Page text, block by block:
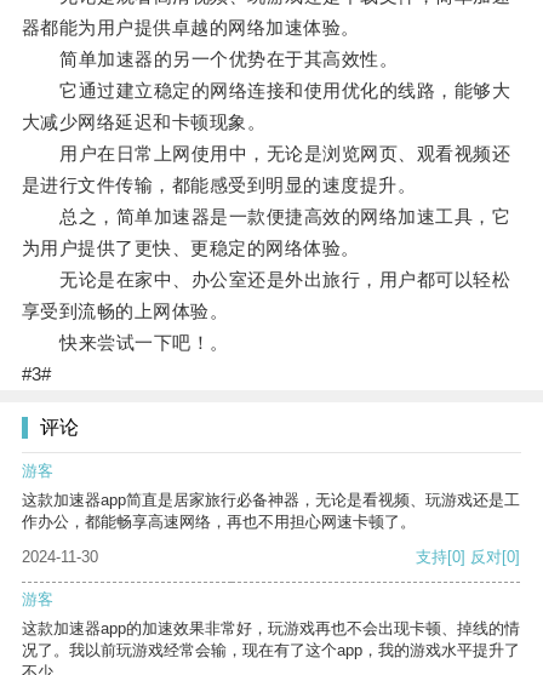
器都能为用户提供卓越的网络加速体验。
简单加速器的另一个优势在于其高效性。
它通过建立稳定的网络连接和使用优化的线路，能够大
大减少网络延迟和卡顿现象。
用户在日常上网使用中，无论是浏览网页、观看视频还
是进行文件传输，都能感受到明显的速度提升。
总之，简单加速器是一款便捷高效的网络加速工具，它
为用户提供了更快、更稳定的网络体验。
无论是在家中、办公室还是外出旅行，用户都可以轻松
享受到流畅的上网体验。
快来尝试一下吧！。
#3#
评论
游客
这款加速器app简直是居家旅行必备神器，无论是看视频、玩游戏还是工
作办公，都能畅享高速网络，再也不用担心网速卡顿了。
2024-11-30
支持[0] 反对[0]
游客
这款加速器app的加速效果非常好，玩游戏再也不会出现卡顿、掉线的情
况了。我以前玩游戏经常会输，现在有了这个app，我的游戏水平提升了